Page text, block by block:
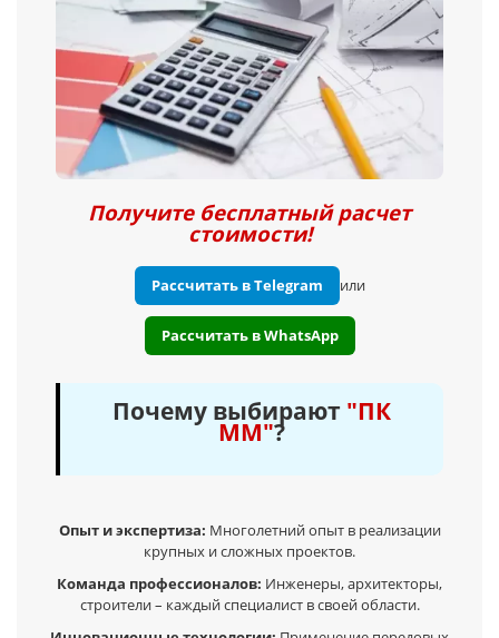
Получите бесплатный расчет
стоимости!
Рассчитать в Telegram или
Рассчитать в WhatsApp
Почему выбирают "ПК
ММ"?
Опыт и экспертиза: Многолетний опыт в реализации
крупных и сложных проектов.
Команда профессионалов: Инженеры, архитекторы,
строители – каждый специалист в своей области.